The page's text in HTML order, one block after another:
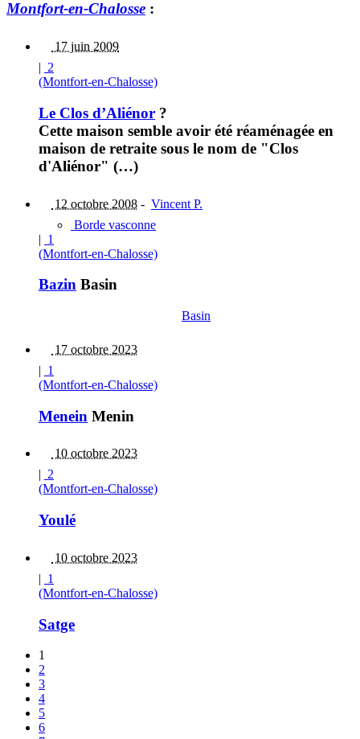
Montfort-en-Chalosse :
17 juin 2009
| 2
(Montfort-en-Chalosse)
Le Clos d’Aliénor ?
Cette maison semble avoir été réaménagée en
maison de retraite sous le nom de "Clos
d'Aliénor" (…)
12 octobre 2008 - Vincent P.
Borde vasconne
| 1
(Montfort-en-Chalosse)
Bazin Basin
Basin
17 octobre 2023
| 1
(Montfort-en-Chalosse)
Menein Menin
10 octobre 2023
| 2
(Montfort-en-Chalosse)
Youlé
10 octobre 2023
| 1
(Montfort-en-Chalosse)
Satge
1
2
3
4
5
6